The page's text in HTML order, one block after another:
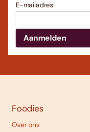
E-mailadres:
Foodies
Over ons